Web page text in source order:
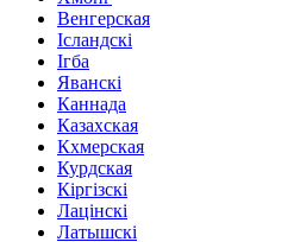
Венгерская
Ісландскі
Ігба
Яванскі
Каннада
Казахская
Кхмерская
Курдская
Кіргізскі
Лацінскі
Латышскі